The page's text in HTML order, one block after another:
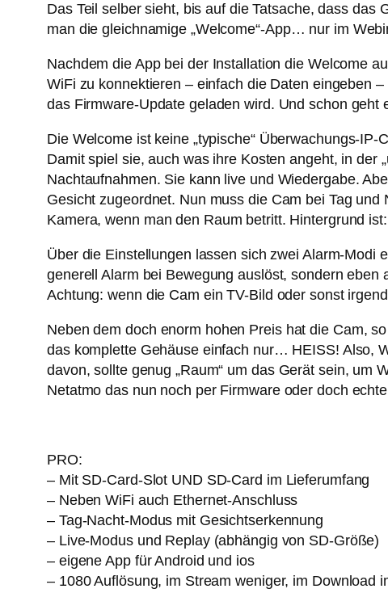
Das Teil selber sieht, bis auf die Tatsache, dass
man die gleichnamige „Welcome“-App… nur im
Nachdem die App bei der Installation die Welcome
WiFi zu konnektieren – einfach die Daten eingeben
das Firmware-Update geladen wird. Und schon geht
Die Welcome ist keine „typische“ Überwachungs-
Damit spiel sie, auch was ihre Kosten angeht, in der
Nachtaufnahmen. Sie kann live und Wiedergabe.
Gesicht zugeordnet. Nun muss die Cam bei Tag
Kamera, wenn man den Raum betritt. Hintergrund
Über die Einstellungen lassen sich zwei Alarm-Modi
generell Alarm bei Bewegung auslöst, sondern
Achtung: wenn die Cam ein TV-Bild oder sonst
Neben dem doch enorm hohen Preis hat die Cam,
das komplette Gehäuse einfach nur… HEISS! Also,
davon, sollte genug „Raum“ um das Gerät sein,
Netatmo das nun noch per Firmware oder doch
PRO:
– Mit SD-Card-Slot UND SD-Card im Lieferumfang
– Neben WiFi auch Ethernet-Anschluss
– Tag-Nacht-Modus mit Gesichtserkennung
– Live-Modus und Replay (abhängig von SD-Größe)
– eigene App für Android und ios
– 1080 Auflösung, im Stream weniger, im Download